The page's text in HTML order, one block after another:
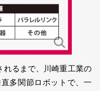
るまで、川崎重工業の
多関節ロボットで、一